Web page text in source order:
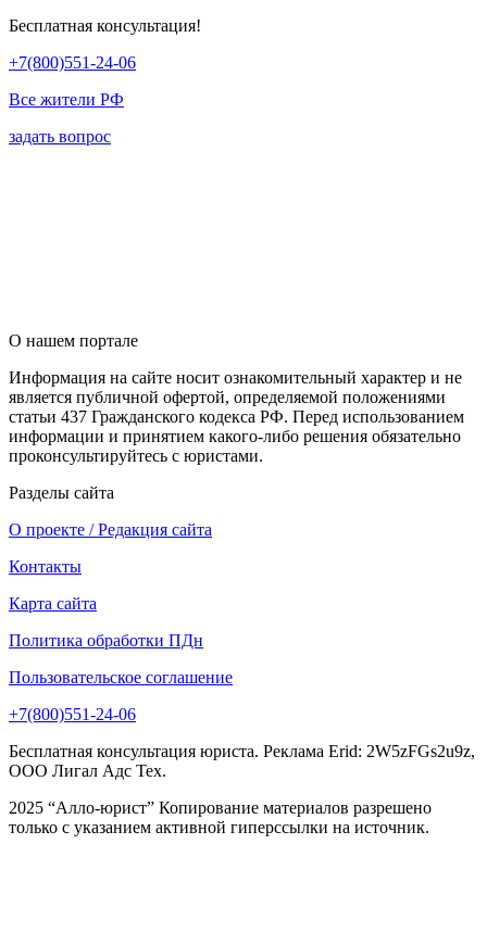
Бесплатная консультация!
+7(800)551-24-06
Все жители РФ
задать вопрос
О нашем портале
Информация на сайте носит ознакомительный характер и не
является публичной офертой, определяемой положениями
статьи 437 Гражданского кодекса РФ. Перед использованием
информации и принятием какого-либо решения обязательно
проконсультируйтесь с юристами.
Разделы сайта
О проекте / Редакция сайта
Контакты
Карта сайта
Политика обработки ПДн
Пользовательское соглашение
+7(800)551-24-06
Бесплатная консультация юриста. Реклама Erid: 2W5zFGs2u9z,
ООО Лигал Адс Тех.
2025 “Алло-юрист” Копирование материалов разрешено
только с указанием активной гиперссылки на источник.